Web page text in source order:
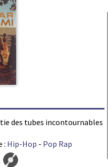
des tubes incontournables
: Hip-Hop - Pop Rap